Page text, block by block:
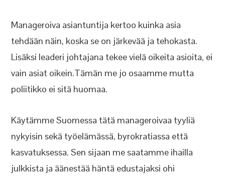
Manageroiva asiantuntija kertoo kuinka asia
tehdään näin, koska se on järkevää ja tehokasta.
Lisäksi leaderi johtajana tekee vielä oikeita asioita, ei
vain asiat oikein.Tämän me jo osaamme mutta
poliitikko ei sitä huomaa.
Käytämme Suomessa tätä manageroivaa tyyliä
nykyisin sekä työelämässä, byrokratiassa että
kasvatuksessa. Sen sijaan me saatamme ihailla
julkkista ja äänestää häntä edustajaksi ohi